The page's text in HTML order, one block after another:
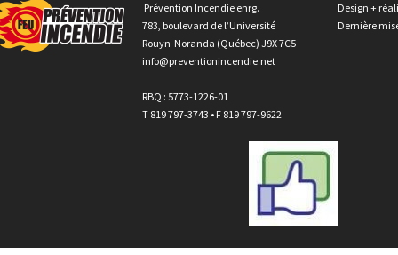
Prévention Incendie enrg.
783, boulevard de l’Université
Rouyn-Noranda (Québec) J9X 7C5
info@preventionincendie.net
RBQ : 5773-1226-01
T 819 797-3743 • F 819 797-9622
Design +
Dernière